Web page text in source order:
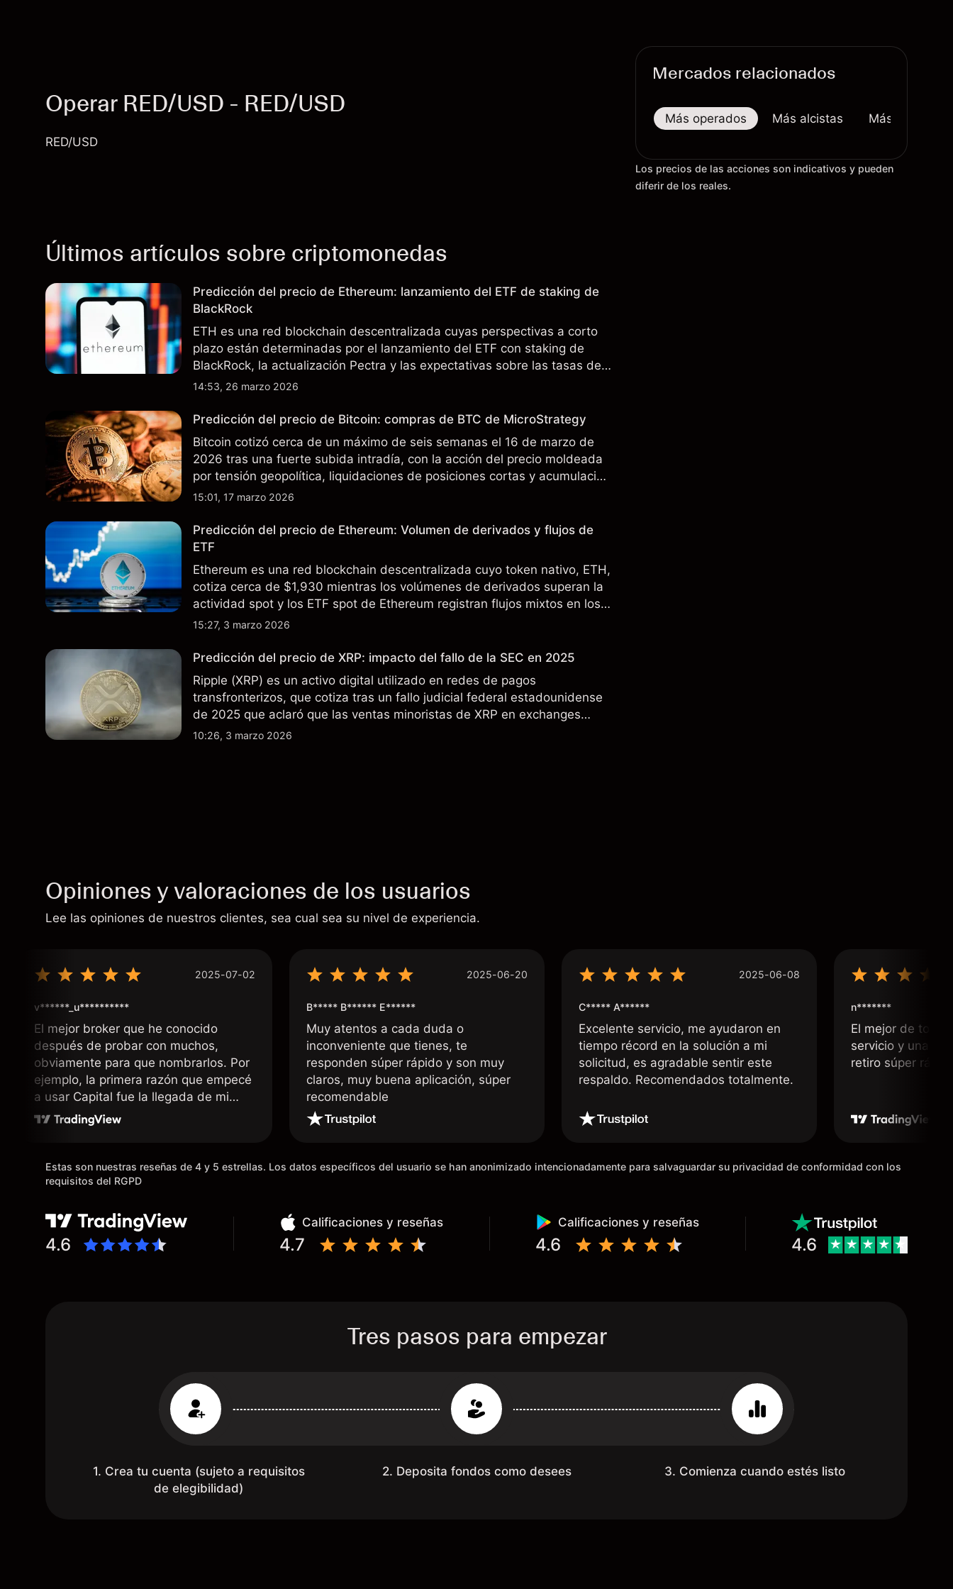
Operar RED/USD - RED/USD
RED/USD
Últimos artículos sobre criptomonedas
Predicción del precio de Ethereum: lanzamiento del ETF de staking de
BlackRock
ETH es una red blockchain descentralizada cuyas perspectivas a corto
plazo están determinadas por el lanzamiento del ETF con staking de
BlackRock, la actualización Pectra y las expectativas sobre las tasas de
interés en EE.UU. El rendimiento pasado no es un indicador fiable de
14:53, 26 marzo 2026
Predicción del precio de Bitcoin: compras de BTC de MicroStrategy
Bitcoin cotizó cerca de un máximo de seis semanas el 16 de marzo de
2026 tras una fuerte subida intradía, con la acción del precio moldeada
por tensión geopolítica, liquidaciones de posiciones cortas y acumulación
corporativa continua.
15:01, 17 marzo 2026
Predicción del precio de Ethereum: Volumen de derivados y flujos de
ETF
Ethereum es una red blockchain descentralizada cuyo token nativo, ETH,
cotiza cerca de $1,930 mientras los volúmenes de derivados superan la
actividad spot y los ETF spot de Ethereum registran flujos mixtos en los
últimos meses. El rendimiento pasado no es un indicador fiable de
15:27, 3 marzo 2026
Predicción del precio de XRP: impacto del fallo de la SEC en 2025
Ripple (XRP) es un activo digital utilizado en redes de pagos
transfronterizos, que cotiza tras un fallo judicial federal estadounidense
de 2025 que aclaró que las ventas minoristas de XRP en exchanges
públicos no son valores. Explore objetivos de precio de terceros y análisis
10:26, 3 marzo 2026
Mercados relacionados
Más operados Más alcistas Más bajistas
Los precios de las acciones son indicativos y pueden
diferir de los reales.
Opiniones y valoraciones de los usuarios
Lee las opiniones de nuestros clientes, sea cual sea su nivel de experiencia.
2025-07-02
v******_u**********
El mejor broker que he conocido
después de probar con muchos,
obviamente para que nombrarlos. Por
ejemplo, la primera razón que empecé
a usar Capital fue la llegada de mi
dinero de inmediato a mi cuenta
días o tienen mucha burocracia; y la
segunda razón, que te devuelve
mercado determinado, debido a los
spread y al volumen existente.
Mientras más activo seas, más dinero
2025-06-20
B***** B****** E******
Muy atentos a cada duda o
inconveniente que tienes, te
responden súper rápido y son muy
claros, muy buena aplicación, súper
recomendable
2025-06-08
C***** A******
Excelente servicio, me ayudaron en
tiempo récord en la solución a mi
solicitud, es agradable sentir este
respaldo. Recomendados totalmente.
n*******
El mejor de
servicio y una
retiro súper
Estas son nuestras reseñas de 4 y 5 estrellas. Los datos específicos del usuario se han anonimizado intencionadamente para salvaguardar su privacidad de conformidad con los
requisitos del RGPD
4.6
Calificaciones y reseñas
4.7
Calificaciones y reseñas
4.6 4.6
Tres pasos para empezar
1. Crea tu cuenta (sujeto a requisitos
de elegibilidad)
2. Deposita fondos como desees 3. Comienza cuando estés listo